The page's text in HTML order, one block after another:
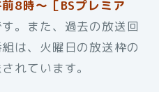
8時～［BSプレミア
。また、過去の放送回
は、火曜日の放送枠の
れています。